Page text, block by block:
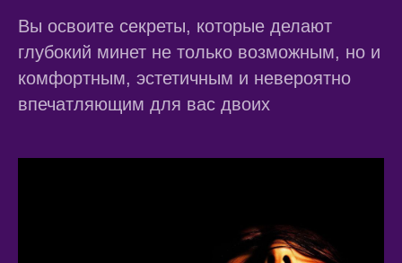
Вы освоите секреты, которые делают
глубокий минет не только возможным, но и
комфортным, эстетичным и невероятно
впечатляющим для вас двоих